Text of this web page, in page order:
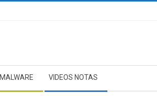
MALWARE VIDEOS NOTAS